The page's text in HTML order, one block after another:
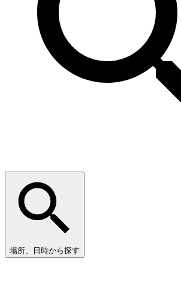
場所、日時から探す